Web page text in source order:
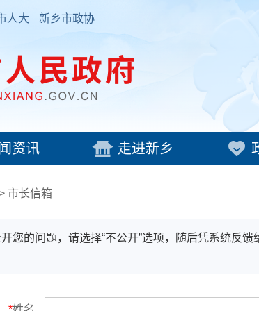
人大 新乡市政协
资讯 走进新乡
市长信箱
您的问题，请选择“不公开”选项，随后凭系统反